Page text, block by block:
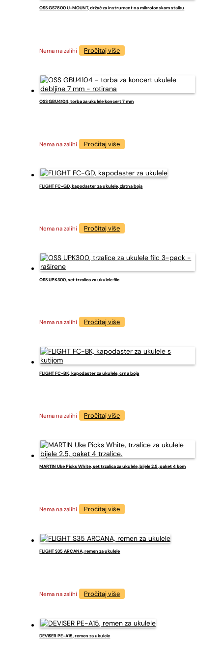
OSS GS7800 U-MOUNT, držač za instrument na mikrofonskom stalku
Nema na zalihi Pročitaj više
OSS GBU4104, torba za ukulele koncert 7 mm
Nema na zalihi Pročitaj više
FLIGHT FC-GD, kapodaster za ukulele, zlatna boja
Nema na zalihi Pročitaj više
OSS UPK300, set trzalica za ukulele filc
Nema na zalihi Pročitaj više
FLIGHT FC-BK, kapodaster za ukulele, crna boja
Nema na zalihi Pročitaj više
MARTIN Uke Picks White, set trzalica za ukulele, bijele 2.5, paket 4 kom
Nema na zalihi Pročitaj više
FLIGHT S35 ARCANA, remen za ukulele
Nema na zalihi Pročitaj više
DEVISER PE-A15, remen za ukulele